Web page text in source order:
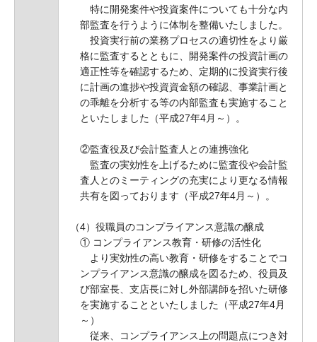
特に開発案件や投資案件についても十分な内
部監査を行うように体制を整備いたしました。
投資実行前の業務プロセスの適切性をより厳
格に監査するとともに、開発案件の投資計画の
適正性等を確認するため、定期的に投資実行後
に計画の進捗や投資資金額の確認、事業計画と
の乖離を分析する等の内部監査も実施すること
といたしました（平成27年4月～）。
②監査役及び会計監査人との連携強化
監査の実効性を上げるために監査役や会計監
査人とのミーティングの充実により更なる情報
共有を図っております（平成27年4月～）。
（4）役職員のコンプライアンス意識の醸成
① コンプライアンス教育・研修の活性化
より実効性の高い教育・研修をすることでコ
ンプライアンス意識の醸成を図るため、役員及
び部室長、支店長に対し外部講師を招いた研修
を実施することといたしました（平成27年4月
～）
従来、コンプライアンス上の問題点につき対